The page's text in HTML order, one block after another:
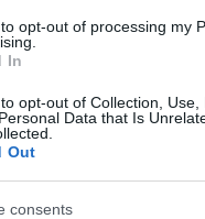
opt-out of processing my
In
opt-out of Collection,
Data that Is
Out
consents